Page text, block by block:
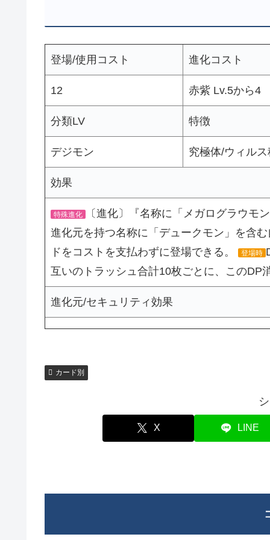
登場/使用コスト 進化コスト
12 赤紫 Lv.5から4
分類LV 特徴
デジモン 究極体/ウィル
効果
特殊進化
〔進化〕『名称に「メガログラウモ
進化元を持つ名称に「デュークモン」を含
ドをコストを支払わずに登場できる。
登場時
互いのトラッシュ合計10枚ごとに、このDP
進化元/セキュリティ効果
カード別
X LINE